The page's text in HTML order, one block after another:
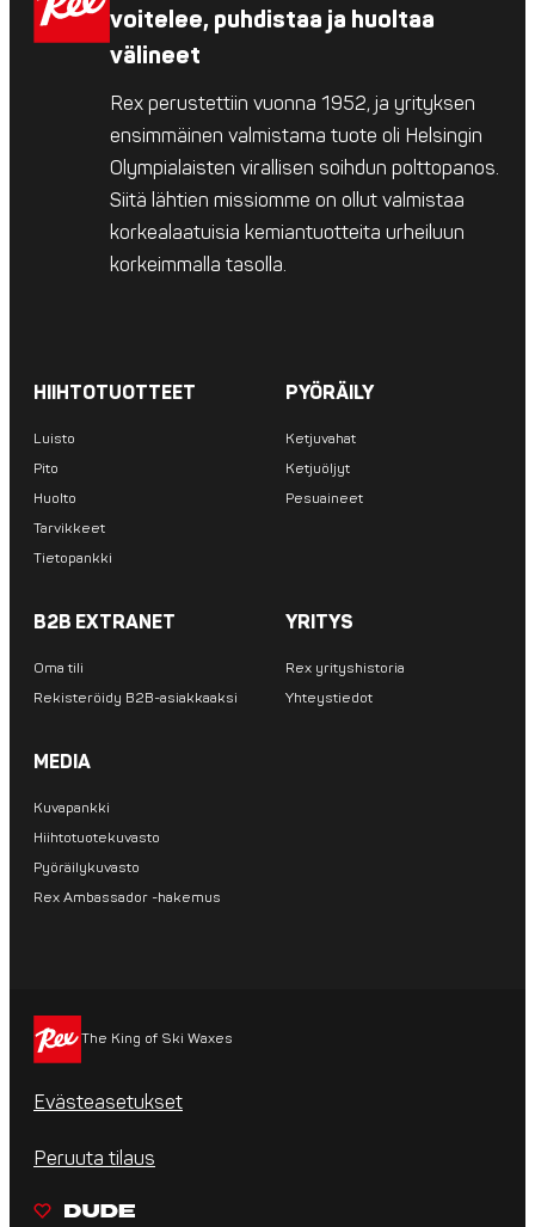
voitelee, puhdistaa ja huoltaa
välineet
Rex perustettiin vuonna 1952, ja yrityksen
ensimmäinen valmistama tuote oli Helsingin
Olympialaisten virallisen soihdun polttopanos.
Siitä lähtien missiomme on ollut valmistaa
korkealaatuisia kemiantuotteita urheiluun
korkeimmalla tasolla.
HIIHTOTUOTTEET
Luisto
Pito
Huolto
Tarvikkeet
Tietopankki
PYÖRÄILY
Ketjuvahat
Ketjuöljyt
Pesuaineet
B2B EXTRANET
Oma tili
Rekisteröidy B2B-asiakkaaksi
YRITYS
Rex yrityshistoria
Yhteystiedot
MEDIA
Kuvapankki
Hiihtotuotekuvasto
Pyöräilykuvasto
Rex Ambassador -hakemus
The King of Ski Waxes
Evästeasetukset
Peruuta tilaus